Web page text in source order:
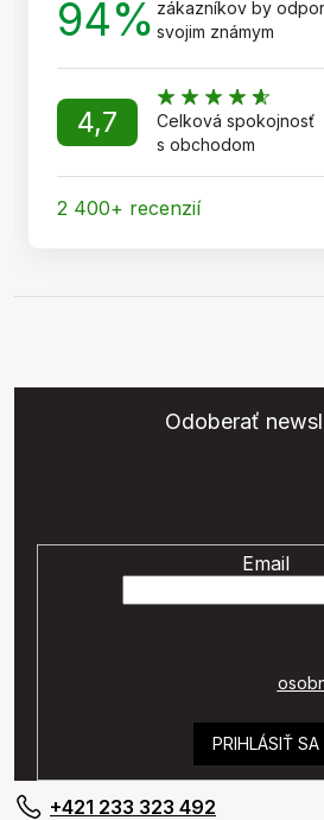
94% zákazníkov by
svojim známym
4,7
Celková spokojnosť
s obchodom
2 400+ recenzií
Odoberať
Email
PRIHLÁSIŤ SA
+421 233 323 492